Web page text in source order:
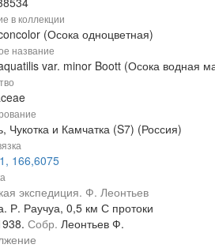
в коллекции
(Осока одноцветная)
название
var. minor Boott (Осока водная
Чукотка и Камчатка (S7) (Россия)
166,6075
экспедиция. Ф. Леонтьев
Р. Раучуа, 0,5 км С протоки
Собр. Леонтьев Ф.